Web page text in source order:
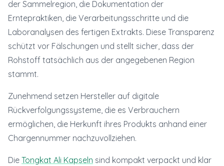
der Sammelregion, die Dokumentation der
Erntepraktiken, die Verarbeitungsschritte und die
Laboranalysen des fertigen Extrakts. Diese Transparenz
schützt vor Fälschungen und stellt sicher, dass der
Rohstoff tatsächlich aus der angegebenen Region
stammt.
Zunehmend setzen Hersteller auf digitale
Rückverfolgungssysteme, die es Verbrauchern
ermöglichen, die Herkunft ihres Produkts anhand einer
Chargennummer nachzuvollziehen.
Die Tongkat Ali Kapseln sind kompakt verpackt und klar